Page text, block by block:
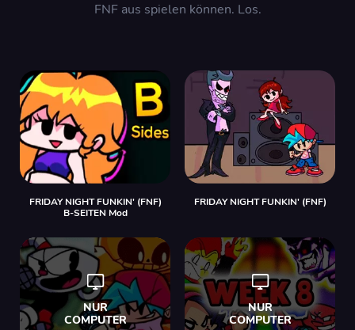
FNF aus spielen können. Los.
FRIDAY NIGHT FUNKIN' (FNF)
B-SEITEN Mod
FRIDAY NIGHT FUNKIN' (FNF)